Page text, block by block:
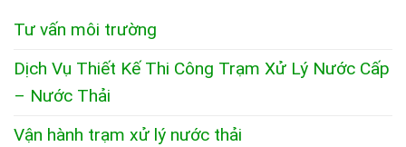
Tư vấn môi trường
Dịch Vụ Thiết Kế Thi Công Trạm Xử Lý Nước Cấp
– Nước Thải
Vận hành trạm xử lý nước thải